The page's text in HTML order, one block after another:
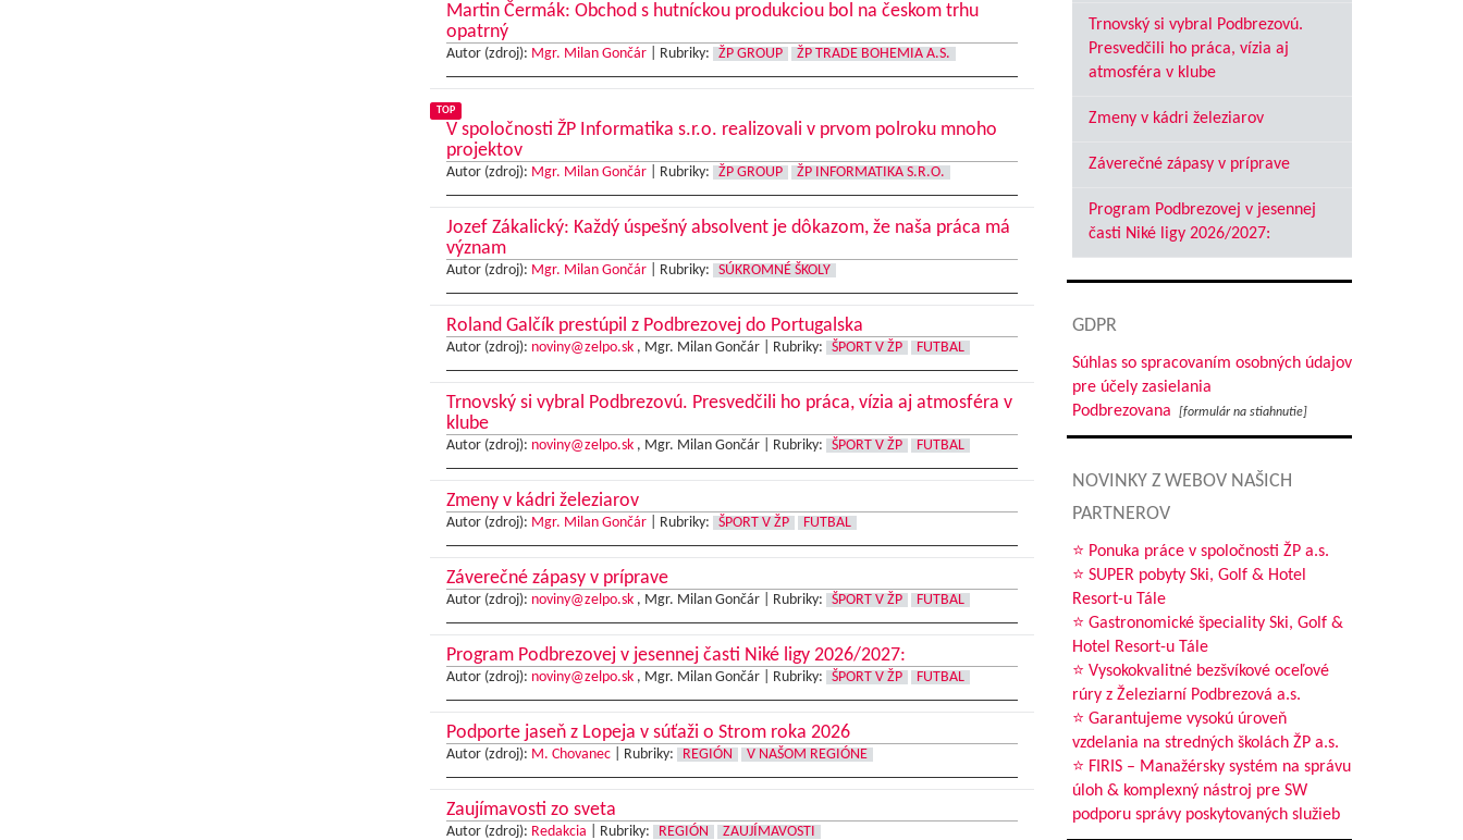
Martin Čermák: Obchod s hutníckou produkciou bol na českom trhu
opatrný
Autor (zdroj): Mgr. Milan Gončár| Rubriky: ŽP GROUP ŽP TRADE BOHEMIA A.S.
TOP
V spoločnosti ŽP Informatika s.r.o. realizovali v prvom polroku mnoho
projektov
Autor (zdroj): Mgr. Milan Gončár| Rubriky: ŽP GROUP ŽP INFORMATIKA S.R.O.
Jozef Zákalický: Každý úspešný absolvent je dôkazom, že naša práca má
význam
Autor (zdroj): Mgr. Milan Gončár| Rubriky: SÚKROMNÉ ŠKOLY
Roland Galčík prestúpil z Podbrezovej do Portugalska
Autor (zdroj): noviny@zelpo.sk, Mgr. Milan Gončár | Rubriky: ŠPORT V ŽP FUTBAL
Trnovský si vybral Podbrezovú. Presvedčili ho práca, vízia aj atmosféra v
klube
Autor (zdroj): noviny@zelpo.sk, Mgr. Milan Gončár | Rubriky: ŠPORT V ŽP FUTBAL
Zmeny v kádri železiarov
Autor (zdroj): Mgr. Milan Gončár| Rubriky: ŠPORT V ŽP FUTBAL
Záverečné zápasy v príprave
Autor (zdroj): noviny@zelpo.sk, Mgr. Milan Gončár | Rubriky: ŠPORT V ŽP FUTBAL
Program Podbrezovej v jesennej časti Niké ligy 2026/2027:
Autor (zdroj): noviny@zelpo.sk, Mgr. Milan Gončár | Rubriky: ŠPORT V ŽP FUTBAL
Podporte jaseň z Lopeja v súťaži o Strom roka 2026
Autor (zdroj): M. Chovanec| Rubriky: REGIÓN V NAŠOM REGIÓNE
Zaujímavosti zo sveta
Autor (zdroj): Redakcia Rubriky: REGIÓN ZAUJÍMAVOSTI
Trnovský si vybral Podbrezovú.
Presvedčili ho práca, vízia aj
atmosféra v klube
Zmeny v kádri železiarov
Záverečné zápasy v príprave
Program Podbrezovej v jesennej
časti Niké ligy 2026/2027:
GDPR
Súhlas so spracovaním osobných údajov
pre účely zasielania
Podbrezovana
[formulár na stiahnutie]
NOVINKY Z WEBOV NAŠICH
PARTNEROV
⭐ Ponuka práce v spoločnosti ŽP a.s.
⭐ SUPER pobyty Ski, Golf & Hotel
Resort-u Tále
⭐ Gastronomické špeciality Ski, Golf &
Hotel Resort-u Tále
⭐ Vysokokvalitné bezšvíkové oceľové
rúry z Železiarní Podbrezová a.s.
⭐ Garantujeme vysokú úroveň
vzdelania na stredných školách ŽP a.s.
⭐ FIRIS – Manažérsky systém na správu
úloh & komplexný nástroj pre SW
podporu správy poskytovaných služieb